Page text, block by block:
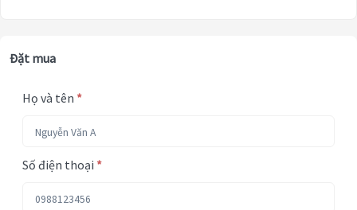
Đặt mua
Họ và tên *
Số điện thoại *